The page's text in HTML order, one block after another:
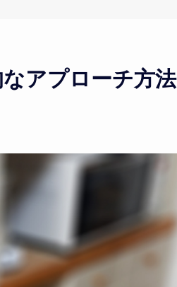
アプローチ方法